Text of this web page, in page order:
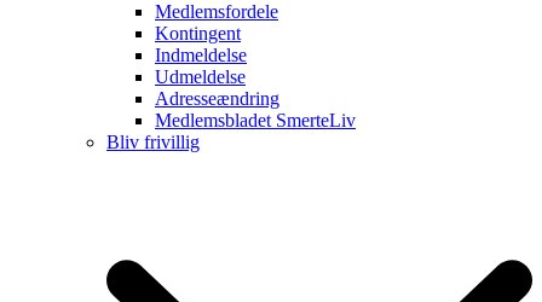
Medlemsfordele
Kontingent
Indmeldelse
Udmeldelse
Adresseændring
Medlemsbladet SmerteLiv
Bliv frivillig